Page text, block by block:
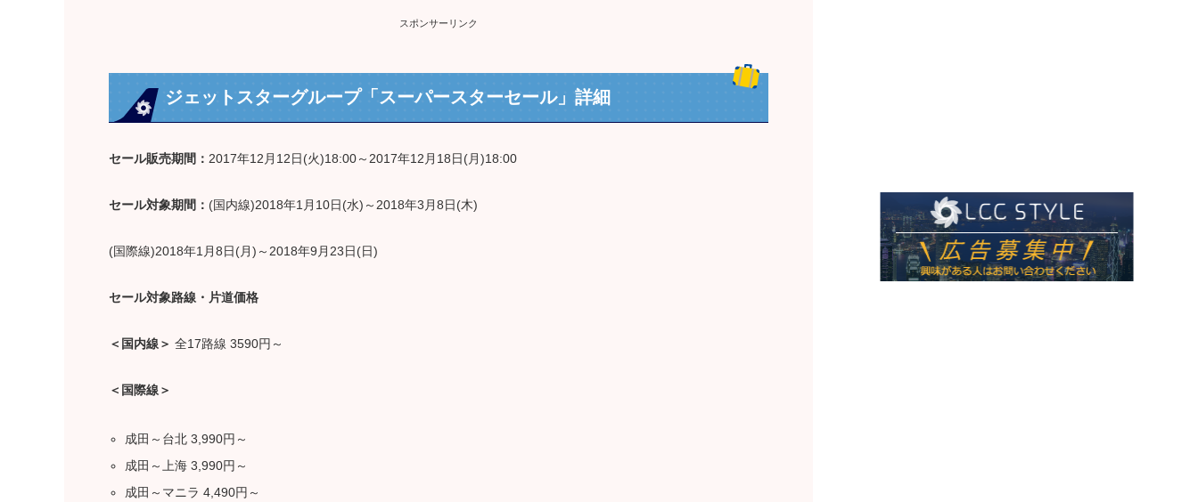
スポンサーリンク
ジェットスターグループ「スーパースターセール」詳細
セール販売期間： 2017年12月12日(火)18:00～2017年12月18日(月)18:00
セール対象期間： (国内線)2018年1月10日(水)～2018年3月8日(木)
(国際線)2018年1月8日(月)～2018年9月23日(日)
セール対象路線・片道価格
＜国内線＞ 全17路線 3590円～
＜国際線＞
成田～台北 3,990円～
成田～上海 3,990円～
成田～マニラ 4,490円～